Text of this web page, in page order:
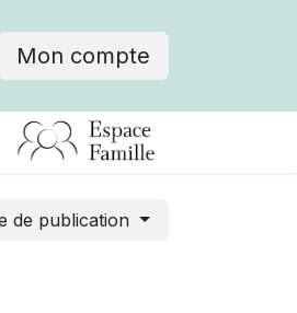
Mon compte
de publication